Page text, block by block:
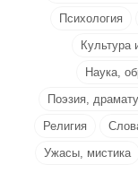
Психология
Культура
Наука,
Поэзия,
Религия
Ужасы, мистика